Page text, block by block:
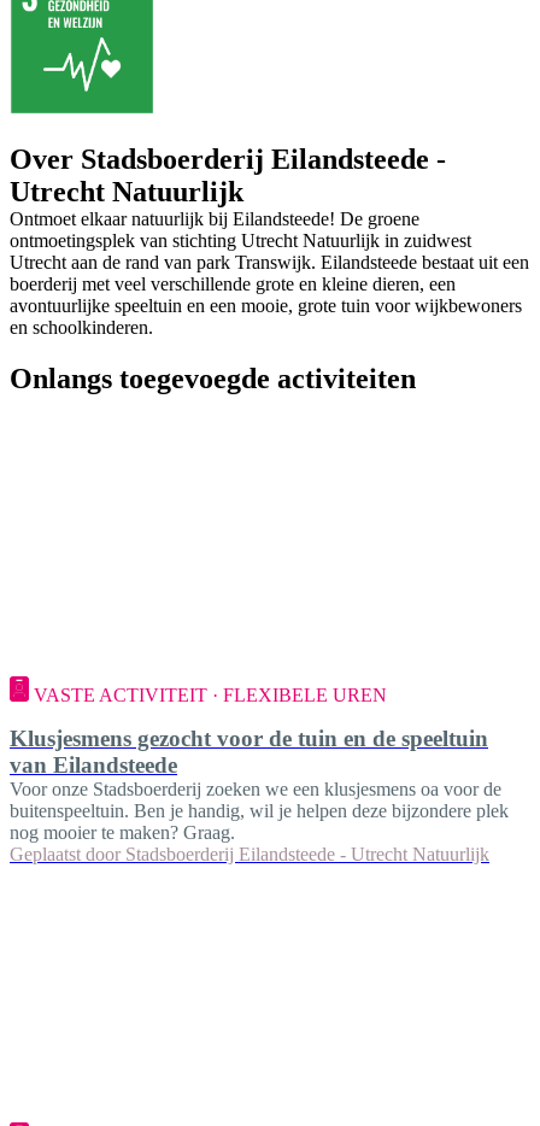
Over Stadsboerderij Eilandsteede -
Utrecht Natuurlijk
Ontmoet elkaar natuurlijk bij Eilandsteede! De groene
ontmoetingsplek van stichting Utrecht Natuurlijk in zuidwest
Utrecht aan de rand van park Transwijk. Eilandsteede bestaat uit een
boerderij met veel verschillende grote en kleine dieren, een
avontuurlijke speeltuin en een mooie, grote tuin voor wijkbewoners
en schoolkinderen.
Onlangs toegevoegde activiteiten
VASTE ACTIVITEIT · FLEXIBELE UREN
Klusjesmens gezocht voor de tuin en de speeltuin
van Eilandsteede
Voor onze Stadsboerderij zoeken we een klusjesmens oa voor de
buitenspeeltuin. Ben je handig, wil je helpen deze bijzondere plek
nog mooier te maken? Graag.
Geplaatst door Stadsboerderij Eilandsteede - Utrecht Natuurlijk